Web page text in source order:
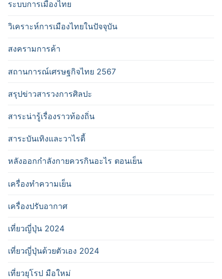
ระบบการเมืองไทย
วิเคราะห์การเมืองไทยในปัจจุบัน
สงครามการค้า
สถานการณ์เศรษฐกิจไทย 2567
สรุปข่าวสารวงการศิลปะ
สาระน่ารู้เรื่องราวท้องถิ่น
สาระบันเทิงและวาไรตี้
หลังออกกําลังกายควรกินอะไร ตอนเย็น
เครื่องทำความเย็น
เครื่องปรับอากาศ
เที่ยวญี่ปุ่น 2024
เที่ยวญี่ปุ่นด้วยตัวเอง 2024
เที่ยวยุโรป มือใหม่